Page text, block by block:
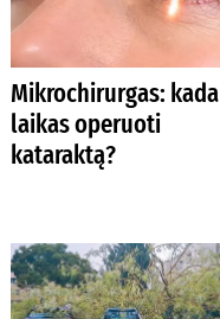
Mikrochirurgas: kada
laikas operuoti
kataraktą?